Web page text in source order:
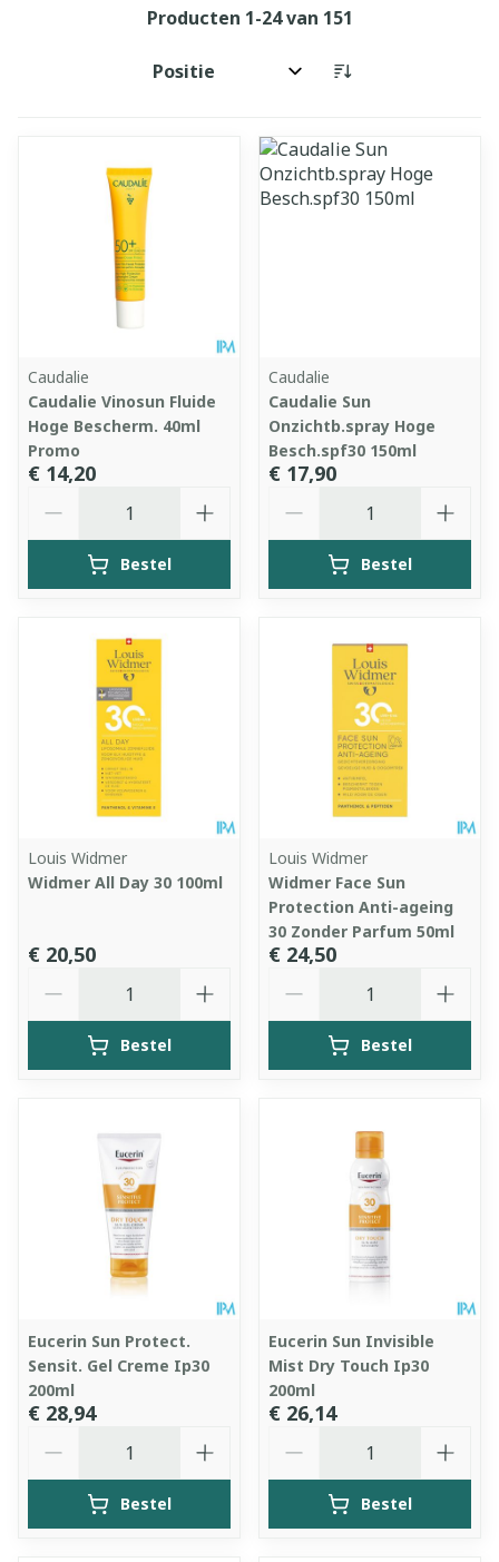
Producten 1-24van 151
Sorteer op:
Caudalie
Caudalie Vinosun Fluide
Hoge Bescherm. 40ml
Promo
€ 14,20
Bestel
Caudalie
Caudalie Sun
Onzichtb.spray Hoge
Besch.spf30 150ml
€ 17,90
Bestel
Louis Widmer
Widmer All Day 30 100ml
€ 20,50
Bestel
Louis Widmer
Widmer Face Sun
Protection Anti-ageing
30 Zonder Parfum 50ml
€ 24,50
Bestel
Eucerin Sun Protect.
Sensit. Gel Creme Ip30
200ml
€ 28,94
Bestel
Eucerin Sun Invisible
Mist Dry Touch Ip30
200ml
€ 26,14
Bestel